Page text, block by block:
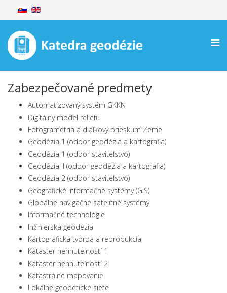
Zabezpečované predmety
Automatizovaný systém GKKN
Digitálny model reliéfu
Fotogrametria a diaľkový prieskum Zeme
Geodézia 1 (odbor geodézia a kartografia)
Geodézia 1 (odbor staviteľstvo)
Geodézia II (odbor geodézia a kartografia)
Geodézia 2 (odbor staviteľstvo)
Geografické informačné systémy (GIS)
Globálne navigačné satelitné systémy
Informačné technológie
Inžinierska geodézia
Kartografická tvorba a reprodukcia
Kataster nehnuteľností 1
Kataster nehnuteľností 2
Katastrálne mapovanie
Lokálne geodetické siete